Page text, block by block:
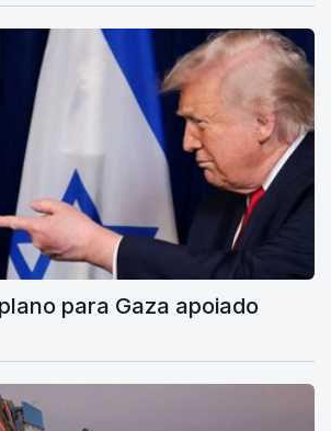
para Gaza apoiado